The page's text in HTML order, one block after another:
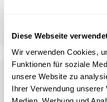
Diese Webseite
Wir verwenden Cookies,
Funktionen für soziale
unsere Website zu
Ihrer Verwendung
Medien, Werbung und